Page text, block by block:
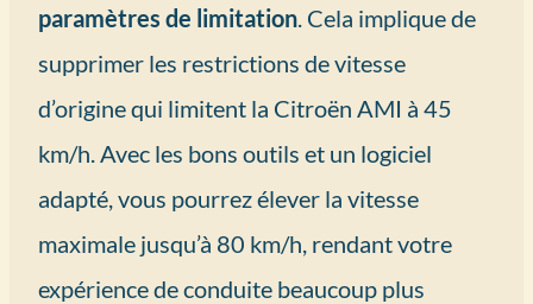
paramètres de limitation . Cela implique de
supprimer les restrictions de vitesse
d’origine qui limitent la Citroën AMI à 45
km/h. Avec les bons outils et un logiciel
adapté, vous pourrez élever la vitesse
maximale jusqu’à 80 km/h, rendant votre
expérience de conduite beaucoup plus